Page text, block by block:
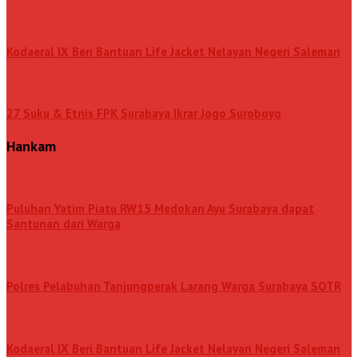
Kodaeral IX Beri Bantuan Life Jacket Nelayan Negeri Saleman
27 Suku & Etnis FPK Surabaya Ikrar Jogo Suroboyo
Hankam
Puluhan Yatim Piatu RW15 Medokan Ayu Surabaya dapat
Santunan dari Warga
Polres Pelabuhan Tanjungperak Larang Warga Surabaya SOTR
Kodaeral IX Beri Bantuan Life Jacket Nelayan Negeri Saleman